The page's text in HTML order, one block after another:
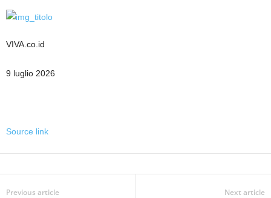
VIVA.co.id
9 luglio 2026
Source link
Previous article Next article